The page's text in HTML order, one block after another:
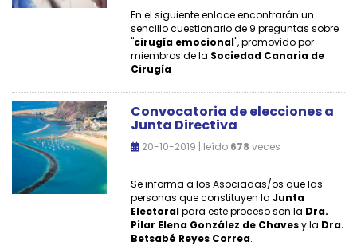
En el siguiente enlace encontrarán un
sencillo cuestionario de 9 preguntas sobre
"cirugía emocional", promovido por
miembros de la Sociedad Canaria de
Cirugía
Convocatoria de elecciones a
Junta Directiva
20-10-2019 | leído 678 veces
Se informa a los Asociadas/os que las
personas que constituyen laJunta
Electoralpara este proceso son la Dra.
Pilar Elena González de Chavesy la Dra.
Betsabé Reyes Correa.